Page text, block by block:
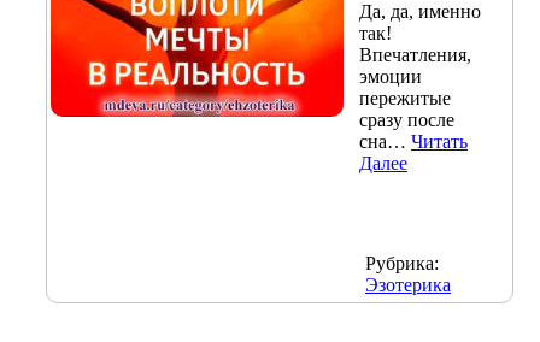
Да, да, именно
так!
Впечатления,
эмоции
пережитые
сразу после
сна… Читать
Далее
Рубрика:
Эзотерика